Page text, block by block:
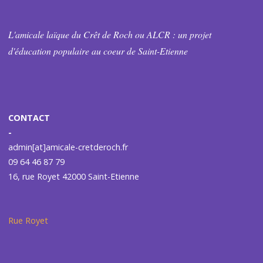
L'amicale laïque du Crêt de Roch ou ALCR : un projet
d'éducation populaire au coeur de Saint-Etienne
CONTACT
-
admin[at]amicale-cretderoch.fr
09 64 46 87 79
16, rue Royet 42000 Saint-Etienne
Rue Royet